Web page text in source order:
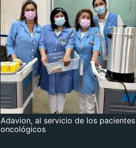
Adavion, al servicio de los pacientes
oncológicos